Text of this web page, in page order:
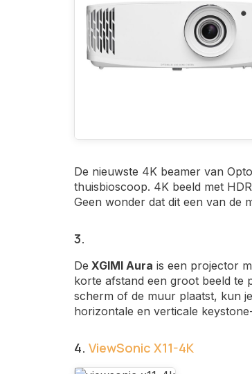
De nieuwste 4K beamer van
thuisbioscoop. 4K beeld met
Geen wonder dat dit een van de
3.
De XGIMI Aura is een projector
korte afstand een groot beeld te
scherm of de muur plaatst, kun
horizontale en verticale
4. ViewSonic X11-4K